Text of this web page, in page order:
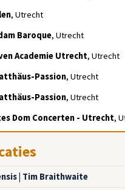
, Utrecht
Baroque, Utrecht
Academie Utrecht, Utrecht
Passion, Utrecht
Passion, Utrecht
Dom Concerten - Utrecht,
| Tim Braithwaite